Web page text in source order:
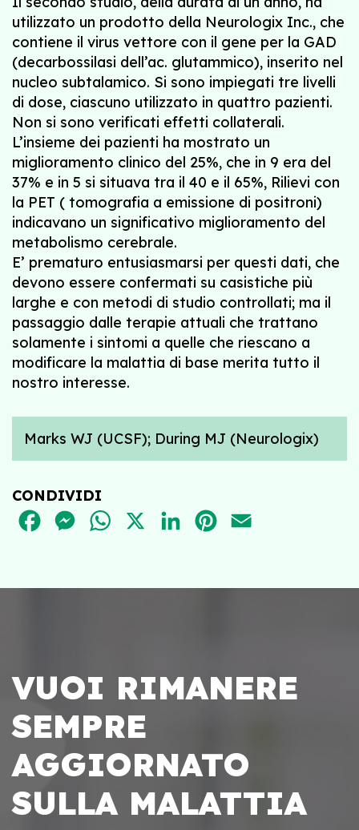
utilizzato un prodotto della Neurologix Inc., che
contiene il virus vettore con il gene per la GAD
(decarbossilasi dell’ac. glutammico), inserito nel
nucleo subtalamico. Si sono impiegati tre livelli
di dose, ciascuno utilizzato in quattro pazienti.
Non si sono verificati effetti collaterali.
L’insieme dei pazienti ha mostrato un
miglioramento clinico del 25%, che in 9 era del
37% e in 5 si situava tra il 40 e il 65%, Rilievi con
la PET ( tomografia a emissione di positroni)
indicavano un significativo miglioramento del
metabolismo cerebrale.
E’ prematuro entusiasmarsi per questi dati, che
devono essere confermati su casistiche più
larghe e con metodi di studio controllati; ma il
passaggio dalle terapie attuali che trattano
solamente i sintomi a quelle che riescano a
modificare la malattia di base merita tutto il
nostro interesse.
Marks WJ (UCSF); During MJ (Neurologix)
CONDIVIDI
FACEBOOKMESSENGER
WHATSAPPLINKEDINPINTEREST
VUOI RIMANERE
SEMPRE
AGGIORNATO
SULLA MALATTIA